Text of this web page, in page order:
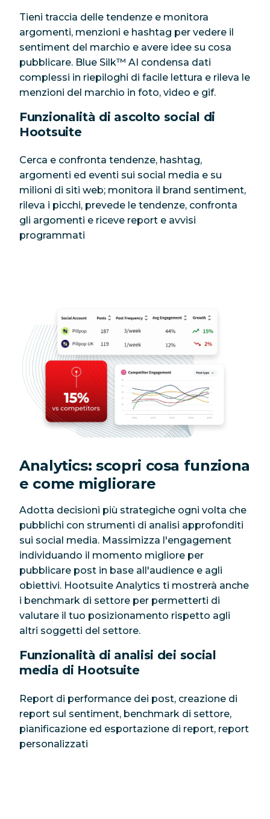
Tieni traccia delle tendenze e monitora
argomenti, menzioni e hashtag per vedere il
sentiment del marchio e avere idee su cosa
pubblicare. Blue Silk™ AI condensa dati
complessi in riepiloghi di facile lettura e rileva le
menzioni del marchio in foto, video e gif.
Funzionalità di ascolto social di
Hootsuite
Cerca e confronta tendenze, hashtag,
argomenti ed eventi sui social media e su
milioni di siti web; monitora il brand sentiment,
rileva i picchi, prevede le tendenze, confronta
gli argomenti e riceve report e avvisi
programmati
Analytics: scopri cosa funziona
e come migliorare
Adotta decisioni più strategiche ogni volta che
pubblichi con strumenti di analisi approfonditi
sui social media. Massimizza l'engagement
individuando il momento migliore per
pubblicare post in base all'audience e agli
obiettivi. Hootsuite Analytics ti mostrerà anche
i benchmark di settore per permetterti di
valutare il tuo posizionamento rispetto agli
altri soggetti del settore.
Funzionalità di analisi dei social
media di Hootsuite
Report di performance dei post, creazione di
report sul sentiment, benchmark di settore,
pianificazione ed esportazione di report, report
personalizzati